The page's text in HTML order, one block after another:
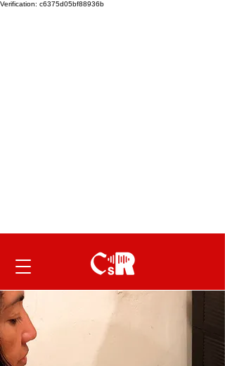
Verification: c6375d05bf88936b